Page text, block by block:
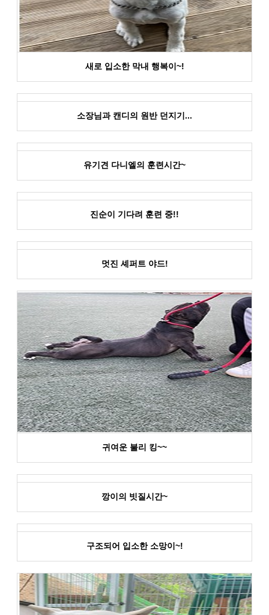
새로 입소한 막내 행복이~!
소장님과 캔디의 원반 던지기...
유기견 다니엘의 훈련시간~
진순이 기다려 훈련 중!!
멋진 셰퍼트 야드!
귀여운 불리 킹~~
깡이의 빗질시간~
구조되어 입소한 소망이~!